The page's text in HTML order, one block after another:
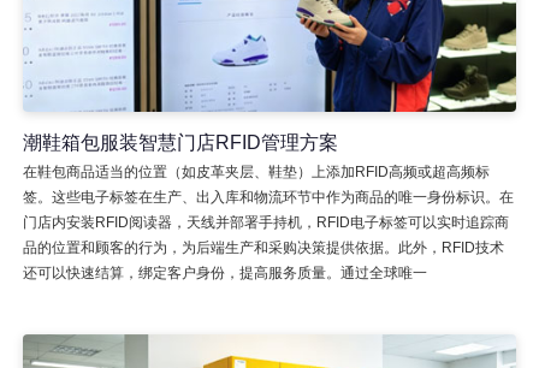
潮鞋箱包服装智慧门店RFID管理方案
在鞋包商品适当的位置（如皮革夹层、鞋垫）上添加RFID高频或超高频标
签。这些电子标签在生产、出入库和物流环节中作为商品的唯一身份标识。在
门店内安装RFID阅读器，天线并部署手持机，RFID电子标签可以实时追踪商
品的位置和顾客的行为，为后端生产和采购决策提供依据。此外，RFID技术
还可以快速结算，绑定客户身份，提高服务质量。通过全球唯一